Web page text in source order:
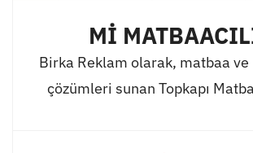
Mİ
Birka Reklam olarak, matbaa
çözümleri sunan Topkapı